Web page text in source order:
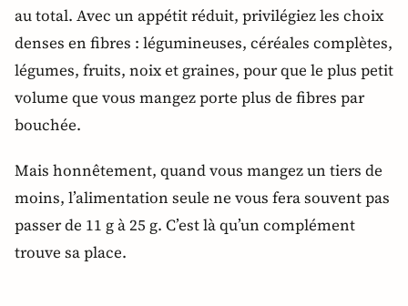
au total. Avec un appétit réduit, privilégiez les choix
denses en fibres : légumineuses, céréales complètes,
légumes, fruits, noix et graines, pour que le plus petit
volume que vous mangez porte plus de fibres par
bouchée.
Mais honnêtement, quand vous mangez un tiers de
moins, l’alimentation seule ne vous fera souvent pas
passer de 11 g à 25 g. C’est là qu’un complément
trouve sa place.